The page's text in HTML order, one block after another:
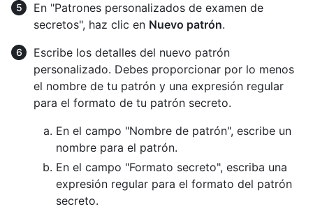
En "Patrones personalizados de examen de
secretos", haz clic en Nuevo patrón.
Escribe los detalles del nuevo patrón
personalizado. Debes proporcionar por lo menos
el nombre de tu patrón y una expresión regular
para el formato de tu patrón secreto.
En el campo "Nombre de patrón", escribe un
nombre para el patrón.
En el campo "Formato secreto", escriba una
expresión regular para el formato del patrón
secreto.